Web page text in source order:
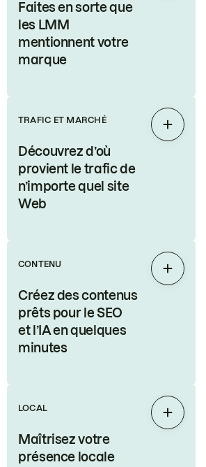
Faites en sorte que
les LMM
mentionnent votre
marque
TRAFIC ET MARCHÉ
Découvrez d’où
provient le trafic de
n’importe quel site
Web
CONTENU
Créez des contenus
prêts pour le SEO
et l’IA en quelques
minutes
LOCAL
Maîtrisez votre
présence locale